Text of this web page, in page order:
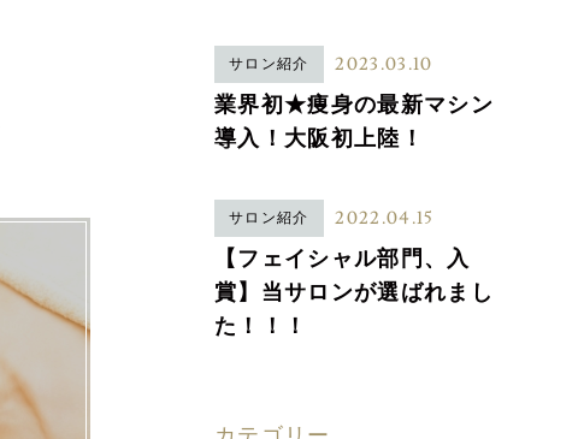
サロン紹介 2023.03.10
業界初★痩身の最新マシン
導入！大阪初上陸！
サロン紹介 2022.04.15
【フェイシャル部門、入
賞】当サロンが選ばれまし
た！！！